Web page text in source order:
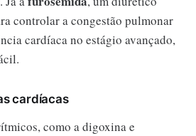
controlar a congestão pulmonar
cardíaca no estágio avançado,
cardíacas
como a digoxina e